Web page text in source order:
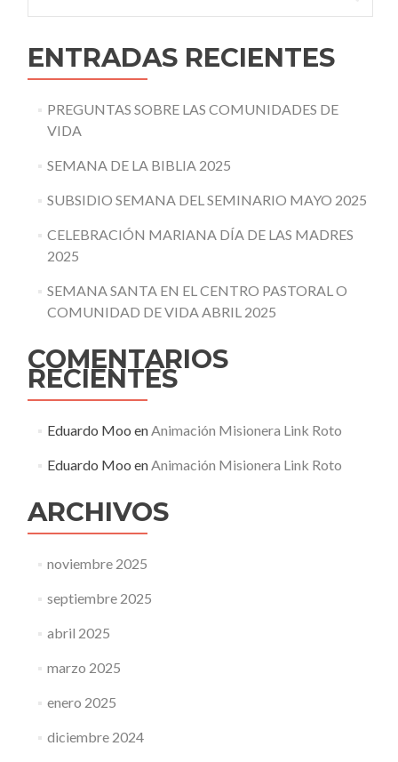
ENTRADAS RECIENTES
PREGUNTAS SOBRE LAS COMUNIDADES DE
VIDA
SEMANA DE LA BIBLIA 2025
SUBSIDIO SEMANA DEL SEMINARIO MAYO 2025
CELEBRACIÓN MARIANA DÍA DE LAS MADRES
2025
SEMANA SANTA EN EL CENTRO PASTORAL O
COMUNIDAD DE VIDA ABRIL 2025
COMENTARIOS
RECIENTES
Eduardo Moo enAnimación Misionera Link Roto
Eduardo Moo enAnimación Misionera Link Roto
ARCHIVOS
noviembre 2025
septiembre 2025
abril 2025
marzo 2025
enero 2025
diciembre 2024